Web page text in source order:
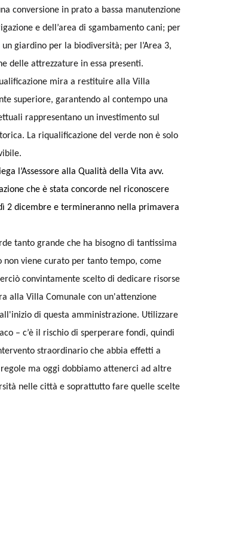
conversione in prato a bassa manutenzione
e dell’area di sgambamento cani; per
giardino per la biodiversità; per l’Area 3,
delle attrezzature in essa presenti.
mira a restituire alla Villa
superiore, garantendo al contempo una
rappresentano un investimento sul
La riqualificazione del verde non è solo
l’Assessore alla Qualità della Vita avv.
che è stata concorde nel riconoscere
2 dicembre e termineranno nella primavera
tanto grande che ha bisogno di tantissima
non viene curato per tanto tempo, come
convintamente scelto di dedicare risorse
alla Villa Comunale con un'attenzione
di questa amministrazione. Utilizzare
– c’è il rischio di sperperare fondi, quindi
straordinario che abbia effetti a
ma oggi dobbiamo attenerci ad altre
nelle città e soprattutto fare quelle scelte